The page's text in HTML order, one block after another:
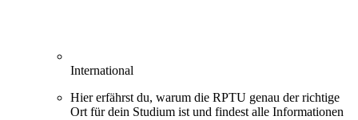
International
Hier erfährst du, warum die RPTU genau der richtige
Ort für dein Studium ist und findest alle Informationen